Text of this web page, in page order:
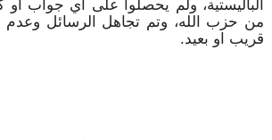
الباليستية، ولم يحصلوا على اي جواب
من حزب الله، وتم تجاهل الرسائل وعدم
قريب او بعيد.